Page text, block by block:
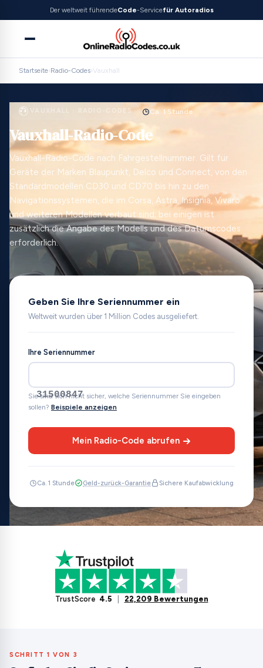
Der weltweit führendeCode-Servicefür Autoradios
Startseite›Radio-Codes›Vauxhall
VAUXHALL · RADIO-CODES Ca. 1 Stunde
Vauxhall-Radio-Code
Vauxhall-Radio-Code nach Fahrgestellnummer. Gilt für
Geräte der Marken Blaupunkt, Delco und Connect, von den
Standardmodellen CD30 und CD70 bis hin zu den
Navigationssystemen, die im Corsa, Astra, Insignia, Vivaro
und weiteren Modellen verbaut sind; bei einigen ist
zusätzlich die Angabe des Modells und des Datumscodes
erforderlich.
Geben Sie Ihre Seriennummer ein
Weltweit wurden über 1 Million Codes ausgeliefert.
Ihre Seriennummer
31500847
Sie sind sich nicht sicher, welche Seriennummer Sie eingeben
sollen? Beispiele anzeigen
Mein Radio-Code abrufen
Ca. 1 Stunde Geld-zurück-Garantie Sichere Kaufabwicklung
TrustScore 4.5 22,209 Bewertungen
SCHRITT 1 VON 3